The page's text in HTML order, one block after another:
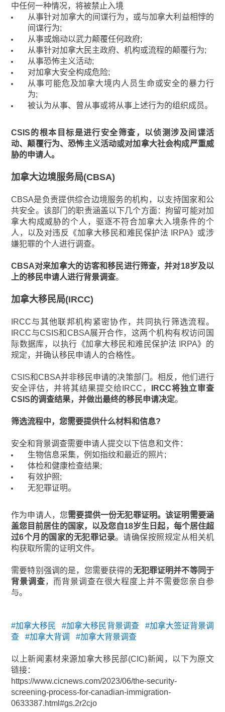
中任何一种情况，将被禁止入境
从事针对加拿大的间谍行为，或与加拿大利益相悖的
间谍行为;
从事或煽动以武力颠覆任何政府;
从事针对加拿大民主政府、机构或流程的颠覆行为;
从事恐怖主义活动;
对加拿大安全构成危险;
从事可能危及加拿大境内人员生命或安全的暴力行
为;
被认为从事、曾从事或将从事上述行为的组织成员。
CSIS的根本目标是进行安全筛查，以侦测涉及间谍活
动、颠覆行为、恐怖主义活动或对加拿大社会构成严重威
胁的申请人。
加拿大边境服务局(CBSA)
CBSA是负责提供综合边境服务的机构，以支持国家和公
共安全。该部门的职责涵盖以下几个方面：拘留可能对加
拿大构成威胁的个人，驱逐不符合加拿大入境条件的个
人，以及对违反《加拿大移民和难民保护法 IRPA》或涉
嫌犯罪的个人进行调查。
CBSA对来加拿大的访客和移民进行筛查，并对18岁及以
上的移民申请人进行背景调查。
加拿大移民局(IRCC)
IRCC与其他联邦机构紧密协作，共同执行筛选流程。
IRCC与CSIS和CBSA展开合作，这两个机构有权访问国
际数据库，以执行《加拿大移民和难民保护法 IRPA》的
规定，并确认移民申请人的合格性。
CSIS和CBSA并非移民申请的决策部门。相反，他们进行
安全评估，并将其结果提交给IRCC，
IRCC将独立审查
CSIS的调查结果，并做出最终的移民申请决定。
筛选流程中，您需要提供什么材料和信息?
安全和背景调查需要申请人提交以下信息和文件：
生物信息采集，例如指纹和最近的照片;
体检和健康检查结果;
有效护照;
无犯罪证明。
作为申请人，您需要提供一份无犯罪证明。该证明需要涵
盖您目前居住的国家，以及您自18岁生日起，每个居住超
过6个月的国家的无犯罪记录。请确保按照规定从相关机
构获取所需的证明文件。
需要特别强调的是，您需要获得的无犯罪证明并不等同于
背景调查，而背景调查在很大程度上并不需要您亲自参
与。
#加拿大移民 #加拿大移民背景调查 #加拿大签证背景调
查 #加拿大背调 #加拿大背景调查
以上新闻素材来源加拿大移民部(CIC)新闻，以下为原文
链接：
https://www.cicnews.com/2023/06/the-security-
screening-process-for-canadian-immigration-
0633387.html#gs.2r2cjo